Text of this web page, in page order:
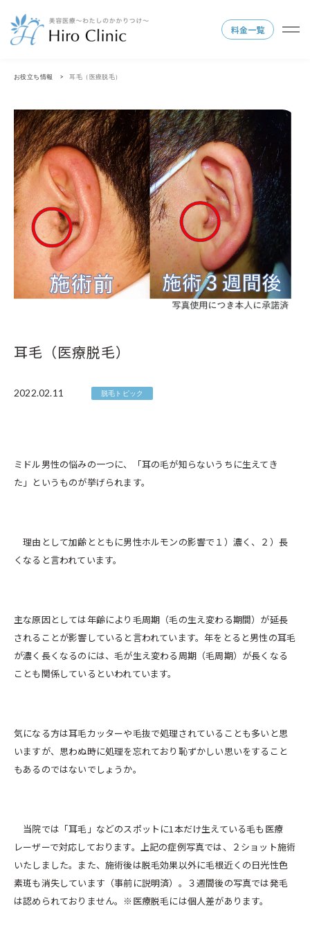
料金一覧
お役立ち情報 耳毛（医療脱毛）
耳毛（医療脱毛）
2022.02.11 脱毛トピック
ミドル男性の悩みの一つに、「耳の毛が知らないうちに生えてき
た」というものが挙げられます。
理由として加齢とともに男性ホルモンの影響で１）濃く、２）長
くなると言われています。
主な原因としては年齢により毛周期（毛の生え変わる期間）が延長
されることが影響していると言われています。年をとると男性の耳毛
が濃く長くなるのには、毛が生え変わる周期（毛周期）が長くなる
ことも関係しているといわれています。
気になる方は耳毛カッターや毛抜で処理されていることも多いと思
いますが、思わぬ時に処理を忘れており恥ずかしい思いをすること
もあるのではないでしょうか。
当院では「耳毛」などのスポットに1本だけ生えている毛も医療
レーザーで対応しております。上記の症例写真では、２ショット施術
いたしました。また、施術後は脱毛効果以外に毛根近くの日光性色
素斑も消失しています（事前に説明済）。３週間後の写真では発毛
は認められておりません。※医療脱毛には個人差があります。